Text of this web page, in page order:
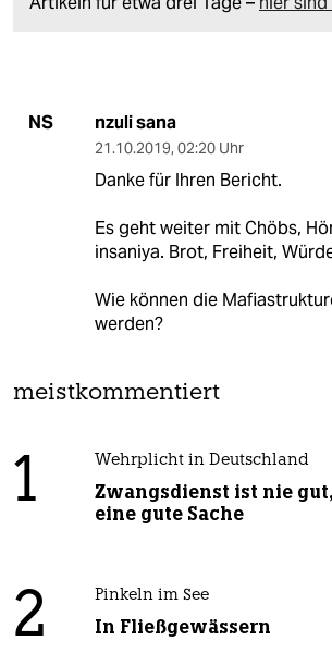
NS nzuli sana
21.10.2019, 02:20 Uhr
Danke für Ihren Bericht.
Es geht weiter mit Chöbs,
insaniya. Brot, Freiheit,
Wie können die
werden?
meistkommentiert
1 Wehrplicht in Deutschland
Zwangsdienst ist nie
eine gute Sache
2 Pinkeln im See
In Fließgewässern